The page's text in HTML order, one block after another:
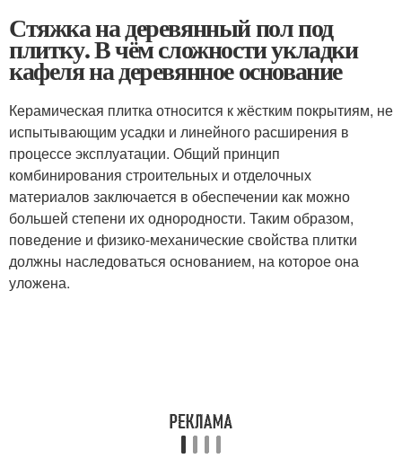
Стяжка на деревянный пол под
плитку. В чём сложности укладки
кафеля на деревянное основание
Керамическая плитка относится к жёстким покрытиям, не
испытывающим усадки и линейного расширения в
процессе эксплуатации. Общий принцип
комбинирования строительных и отделочных
материалов заключается в обеспечении как можно
большей степени их однородности. Таким образом,
поведение и физико-механические свойства плитки
должны наследоваться основанием, на которое она
уложена.